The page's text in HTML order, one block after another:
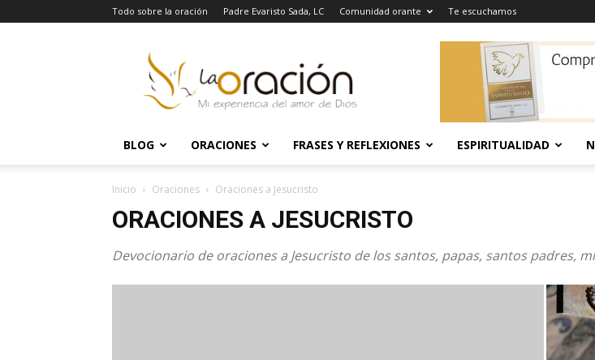
Todo sobre la oración Padre Evaristo Sada, LC Comunidad orante Te escuchamos
Oración
BLOG ORACIONES FRASES Y REFLEXIONES ESPIRITUALIDAD
Inicio Oraciones Oraciones a Jesucristo
ORACIONES A JESUCRISTO
Devocionario de oraciones a Jesucristo de los santos, papas, santos padres,